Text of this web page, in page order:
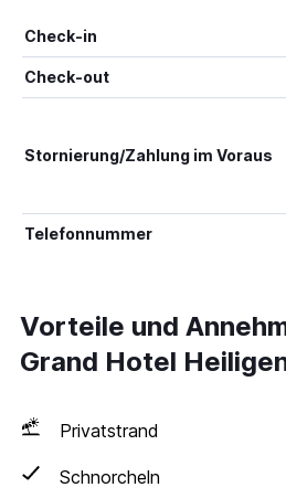
Check-in
Check-out
Stornierung/Zahlung im Voraus
Telefonnummer
Vorteile und
Grand Hotel
Privatstrand
Schnorcheln